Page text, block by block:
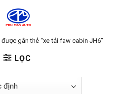
gắn thẻ “xe tải faw cabin JH6”
LỌC